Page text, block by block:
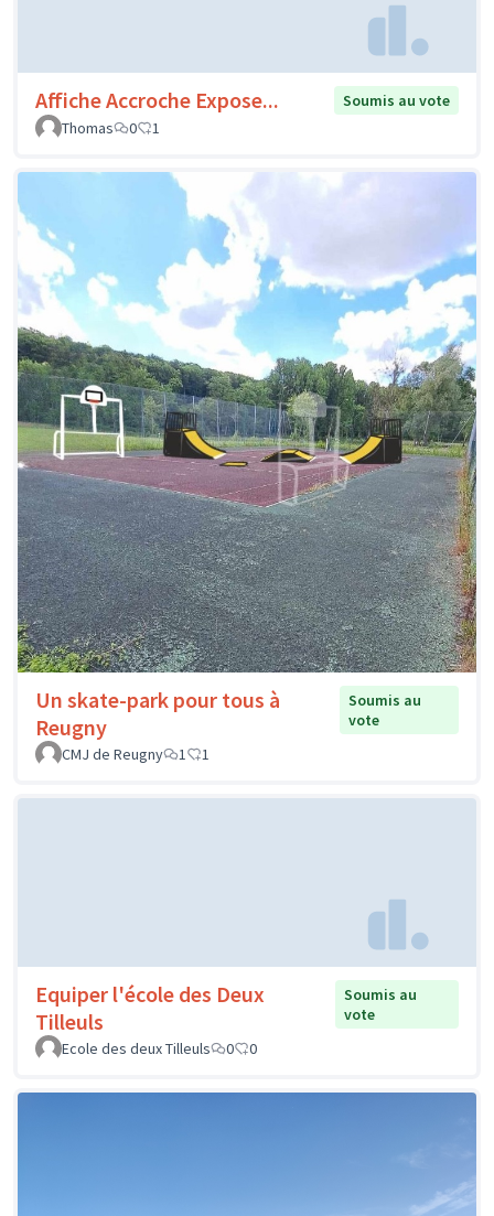
Affiche Accroche Expose...
Soumis au vote
Thomas
0 1
Un skate-park pour tous à
Reugny
Soumis au
vote
CMJ de Reugny
1 1
Equiper l'école des Deux
Tilleuls
Soumis au
vote
Ecole des deux Tilleuls
0 0